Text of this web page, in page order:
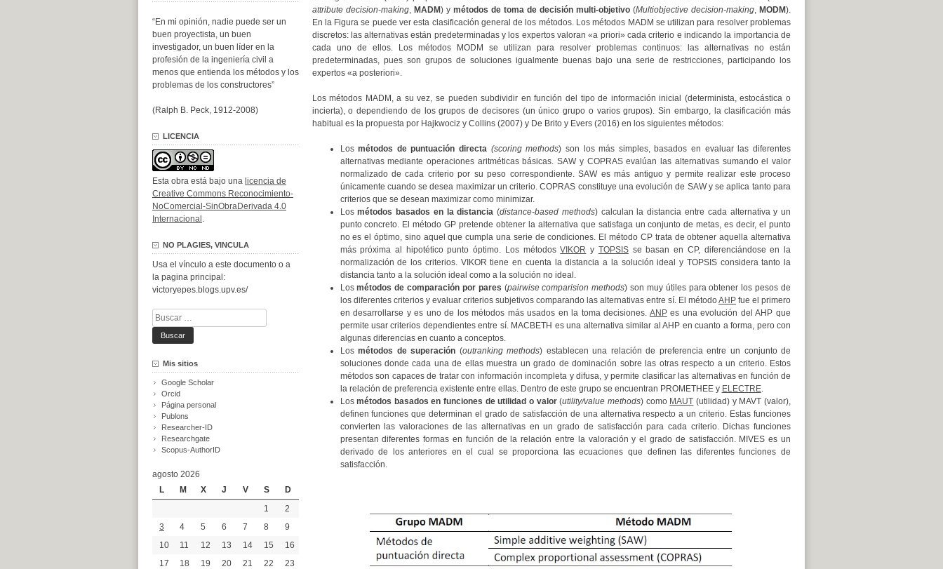
attribute decision-making, MADM) y métodos de toma de decisión multi-objetivo(Multiobjective decision-making, MODM).
En la Figura se puede ver esta clasificación general de los métodos. Los métodos MADM se utilizan para resolver problemas
discretos: las alternativas están predeterminadas y los expertos valoran «a priori» cada criterio e indicando la importancia de
cada uno de ellos. Los métodos MODM se utilizan para resolver problemas continuos: las alternativas no están
predeterminadas, pues son grupos de soluciones igualmente buenas bajo una serie de restricciones, participando los
expertos «a posteriori».
Los métodos MADM, a su vez, se pueden subdividir en función del tipo de información inicial (determinista, estocástica o
incierta), o dependiendo de los grupos de decisores (un único grupo o varios grupos). Sin embargo, la clasificación más
habitual es la propuesta por Hajkwociz y Collins (2007) y De Brito y Evers (2016) en los siguientes métodos:
Losmétodos de puntuación directa (scoring methods) son los más simples, basados en evaluar las diferentes
alternativas mediante operaciones aritméticas básicas. SAW y COPRAS evalúan las alternativas sumando el valor
normalizado de cada criterio por su peso correspondiente. SAW es más antiguo y permite realizar este proceso
únicamente cuando se desea maximizar un criterio. COPRAS constituye una evolución de SAW y se aplica tanto para
criterios que se desean maximizar como minimizar.
Losmétodos basados en la distancia (distance-based methods) calculan la distancia entre cada alternativa y un
punto concreto. El método GP pretende obtener la alternativa que satisfaga un conjunto de metas, es decir, el punto
no es el óptimo, sino aquel que cumpla una serie de condiciones. El método CP trata de obtener aquella alternativa
más próxima al hipotético punto óptimo. Los métodosVIKOR y TOPSISse basan en CP, diferenciándose en la
normalización de los criterios. VIKOR tiene en cuenta la distancia a la solución ideal y TOPSIS considera tanto la
distancia tanto a la solución ideal como a la solución no ideal.
Losmétodos de comparación por pares (pairwise comparision methods) son muy útiles para obtener los pesos de
los diferentes criterios y evaluar criterios subjetivos comparando las alternativas entre sí. El métodoAHPfue el primero
en desarrollarse y es uno de los métodos más usados en la toma decisiones. ANPes una evolución del AHP que
permite usar criterios dependientes entre sí. MACBETH es una alternativa similar al AHP en cuanto a forma, pero con
algunas diferencias en cuanto a conceptos.
Losmétodos de superación (outranking methods) establecen una relación de preferencia entre un conjunto de
soluciones donde cada una de ellas muestra un grado de dominación sobre las otras respecto a un criterio. Estos
métodos son capaces de tratar con información incompleta y difusa, y permite clasificar las alternativas en función de
la relación de preferencia existente entre ellas. Dentro de este grupo se encuentran PROMETHEE y ELECTRE.
Losmétodos basados en funciones de utilidad o valor(utility/value methods) como MAUT (utilidad) y MAVT (valor),
definen funciones que determinan el grado de satisfacción de una alternativa respecto a un criterio. Estas funciones
convierten las valoraciones de las alternativas en un grado de satisfacción para cada criterio. Dichas funciones
presentan diferentes formas en función de la relación entre la valoración y el grado de satisfacción. MIVES es un
derivado de los anteriores en el cual se proporciona las ecuaciones que definen las diferentes funciones de
satisfacción.
“En mi opinión, nadie puede ser un
buen proyectista, un buen
investigador, un buen líder en la
profesión de la ingeniería civil a
menos que entienda los métodos y los
problemas de los constructores”
(Ralph B. Peck, 1912-2008)
LICENCIA
Esta obra está bajo una licencia de
Creative Commons Reconocimiento-
NoComercial-SinObraDerivada 4.0
Internacional .
NO PLAGIES, VINCULA
Usa el vínculo a este documento o a
la pagina principal:
victoryepes.blogs.upv.es/
Buscar:
Mis sitios
Google Scholar
Orcid
Página personal
Publons
Researcher-ID
Researchgate
Scopus-AuthorID
agosto 2026
L
M X J V S
D
1
2
3
4 5 6 7 8
9
10
11 12 13 14 15
16
17
18 19 20 21 22
23